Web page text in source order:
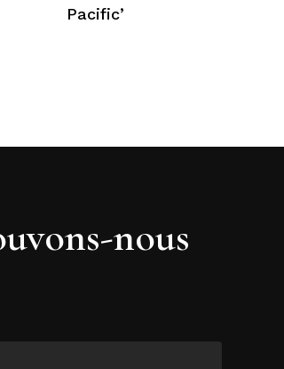
Pacific’
nous